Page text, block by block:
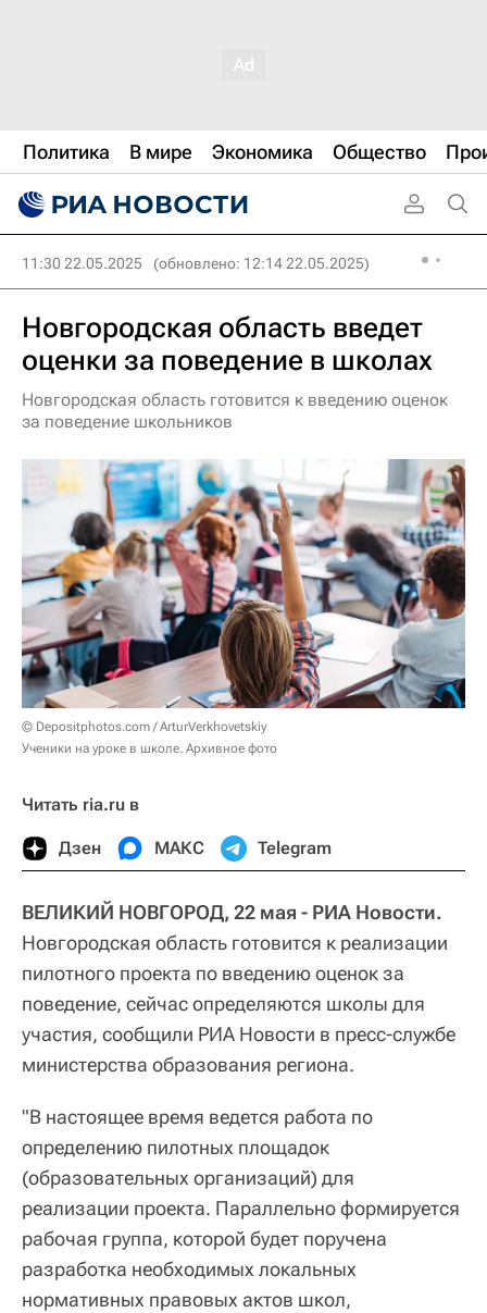
Политика В мире Экономика Общество
11:30 22.05.2025 (обновлено: 12:14 22.05.2025)
Новгородская область введет
оценки за поведение в школах
Новгородская область готовится к введению оценок
за поведение школьников
© Depositphotos.com / ArturVerkhovetskiy
Ученики на уроке в школе. Архивное фото
Читать ria.ru в
Дзен МАКС Telegram
ВЕЛИКИЙ НОВГОРОД, 22 мая - РИА Новости.
Новгородская область готовится к реализации
пилотного проекта по введению оценок за
поведение, сейчас определяются школы для
участия, сообщили РИА Новости в пресс-службе
министерства образования региона.
"В настоящее время ведется работа по
определению пилотных площадок
(образовательных организаций) для
реализации проекта. Параллельно формируется
рабочая группа, которой будет поручена
разработка необходимых локальных
нормативных правовых актов школ,